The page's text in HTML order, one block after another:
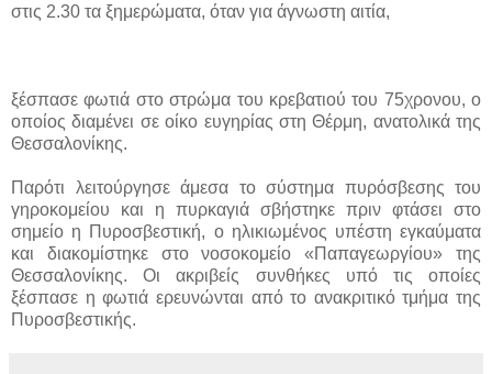
στις 2.30 τα ξημερώματα, όταν για άγνωστη αιτία,
ξέσπασε φωτιά στο στρώμα του κρεβατιού του 75χρονου, ο
οποίος διαμένει σε οίκο ευγηρίας στη Θέρμη, ανατολικά της
Θεσσαλονίκης.
Παρότι λειτούργησε άμεσα το σύστημα πυρόσβεσης του
γηροκομείου και η πυρκαγιά σβήστηκε πριν φτάσει στο
σημείο η Πυροσβεστική, ο ηλικιωμένος υπέστη εγκαύματα
και διακομίστηκε στο νοσοκομείο «Παπαγεωργίου» της
Θεσσαλονίκης. Οι ακριβείς συνθήκες υπό τις οποίες
ξέσπασε η φωτιά ερευνώνται από το ανακριτικό τμήμα της
Πυροσβεστικής.